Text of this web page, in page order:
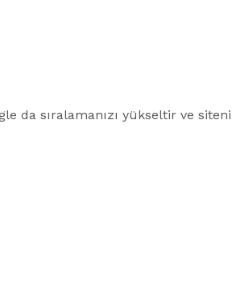
da sıralamanızı yükseltir ve